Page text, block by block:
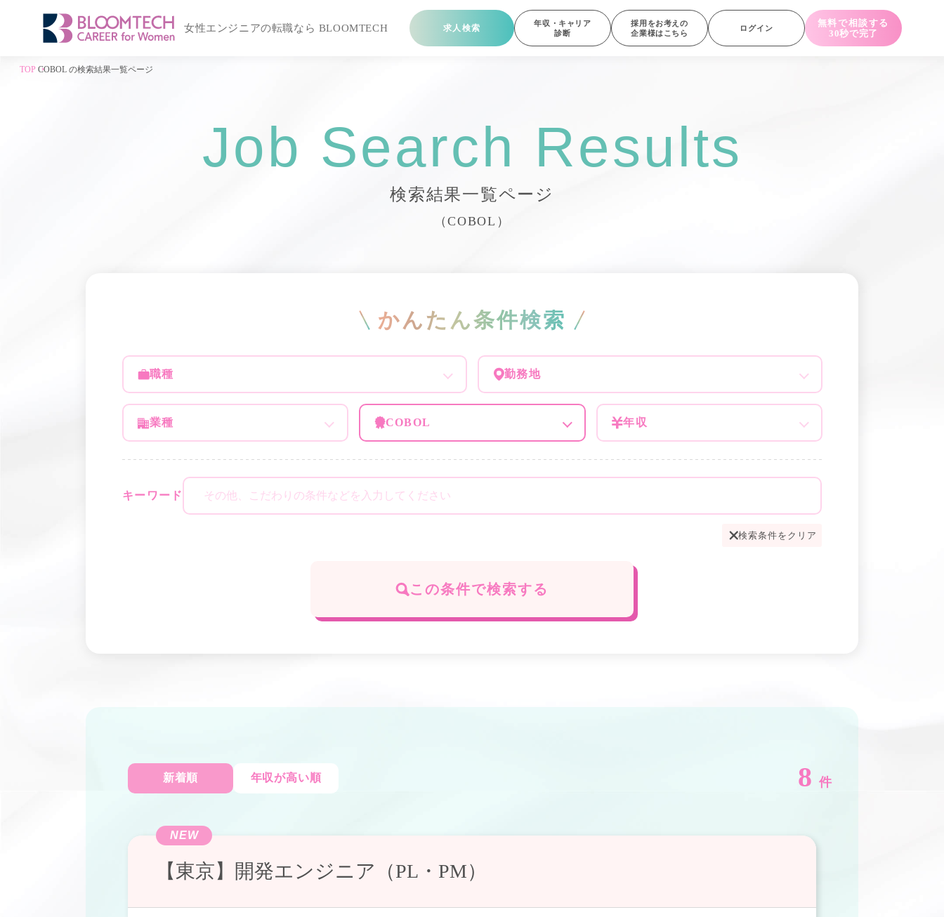
女性エンジニアの転職なら BLOOMTECH 求人検索
年収・キャリア
診断
採用をお考えの
企業様はこちら
ログイン
無料で相談する
30秒で完了
TOP COBOL の検索結果一覧ページ
Job Search Results
検索結果一覧ページ
（COBOL）
かんたん条件検索
職種 勤務地
業種 COBOL 年収
キーワード
検索条件をクリア
この条件で検索する
8 件
新着順 年収が高い順
NEW
【東京】開発エンジニア（PL・PM）